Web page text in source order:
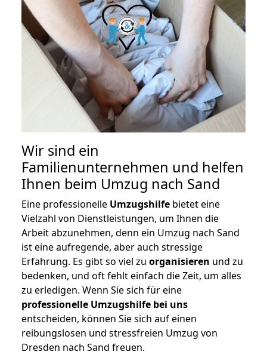
Wir sind ein
Familienunternehmen und helfen
Ihnen beim Umzug nach Sand
Eine professionelle Umzugshilfe bietet eine
Vielzahl von Dienstleistungen, um Ihnen die
Arbeit abzunehmen, denn ein Umzug nach Sand
ist eine aufregende, aber auch stressige
Erfahrung. Es gibt so viel zu organisieren und zu
bedenken, und oft fehlt einfach die Zeit, um alles
zu erledigen. Wenn Sie sich für eine
professionelle Umzugshilfe bei uns
entscheiden, können Sie sich auf einen
reibungslosen und stressfreien Umzug von
Dresden nach Sand freuen.